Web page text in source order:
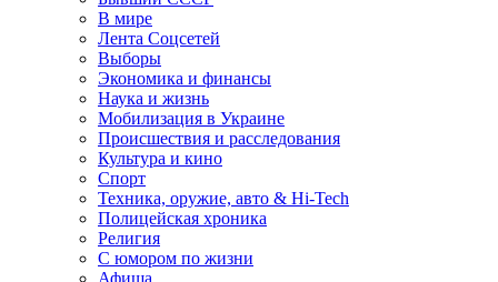
В мире
Лента Соцсетей
Выборы
Экономика и финансы
Наука и жизнь
Мобилизация в Украине
Происшествия и расследования
Культура и кино
Спорт
Техника, оружие, авто & Hi-Tech
Полицейская хроника
Религия
С юмором по жизни
Афиша